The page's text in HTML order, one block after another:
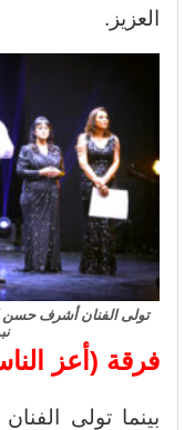
العزيز.
تولى الفنان أشرف حسن
فرقة (أعز
بينما تولى